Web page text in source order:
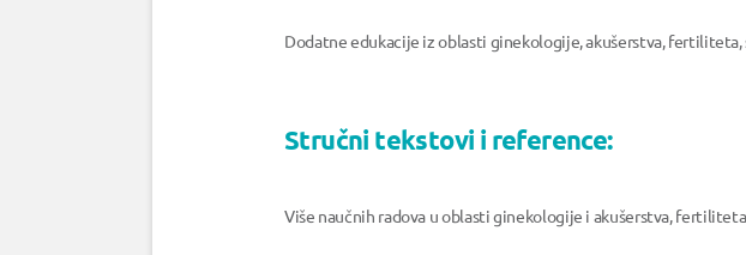
Dodatne edukacije iz oblasti ginekologije, akušerstva,
Stručni tekstovi i reference:
Više naučnih radova u oblasti ginekologije i akušerstva,